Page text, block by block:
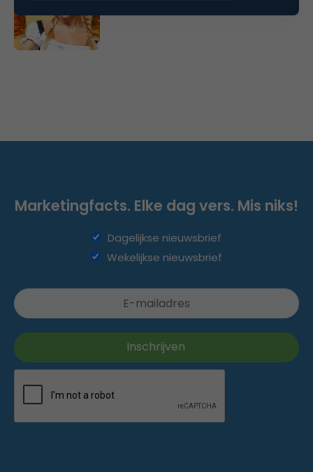
Marketingfacts. Elke dag vers. Mis niks!
Dagelijkse nieuwsbrief
Wekelijkse nieuwsbrief